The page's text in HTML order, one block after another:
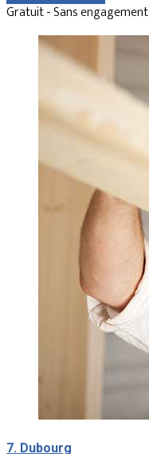
Gratuit - Sans engagement
7. Dubourg